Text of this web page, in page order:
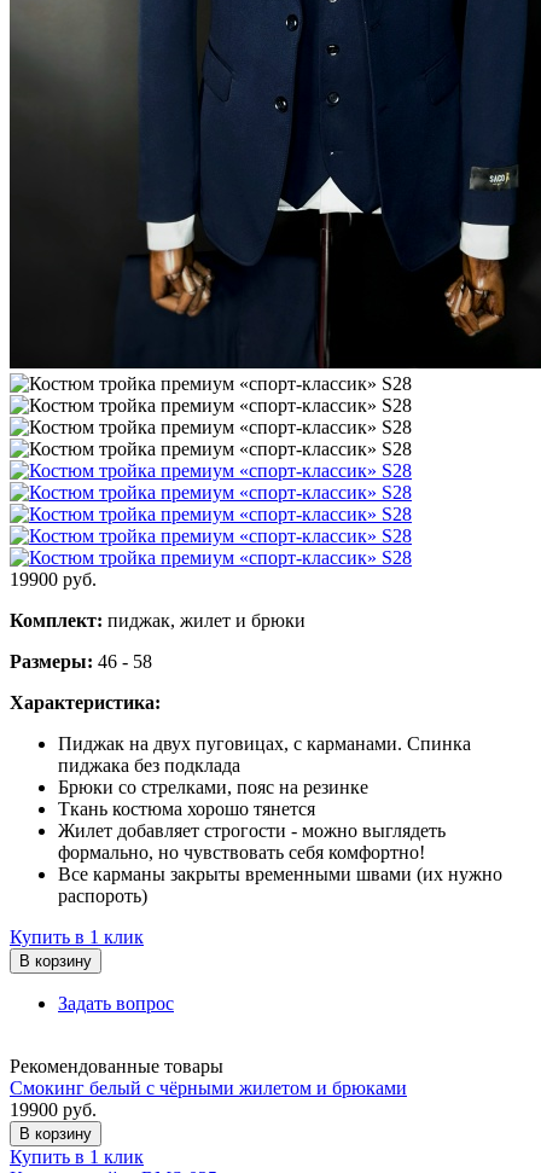
19900 руб.
Комплект: пиджак, жилет и брюки
Размеры: 46 - 58
Характеристика:
Пиджак на двух пуговицах, с карманами. Спинка
пиджака без подклада
Брюки со стрелками, пояс на резинке
Ткань костюма хорошо тянется
Жилет добавляет строгости - можно выглядеть
формально, но чувствовать себя комфортно!
Все карманы закрыты временными швами (их нужно
распороть)
Купить в 1 клик
В корзину
Задать вопрос
Рекомендованные товары
Смокинг белый с чёрными жилетом и брюками
19900 руб.
В корзину
Купить в 1 клик